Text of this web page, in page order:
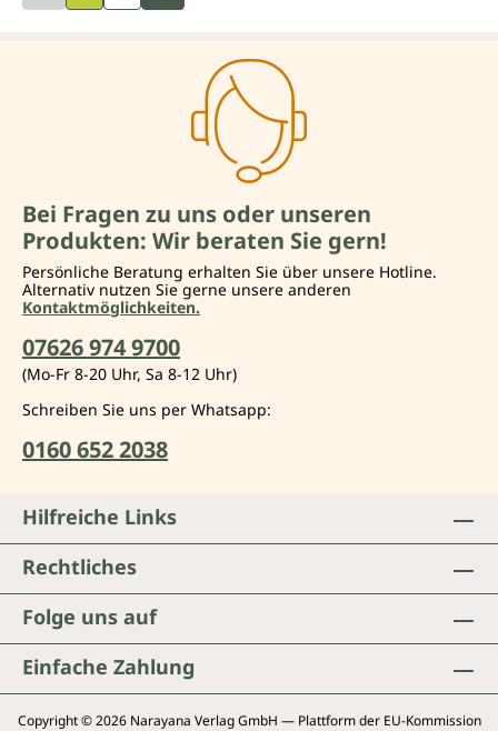
Bei Fragen zu uns oder unseren
Produkten: Wir beraten Sie gern!
Persönliche Beratung erhalten Sie über unsere Hotline.
Alternativ nutzen Sie gerne unsere anderen
Kontaktmöglichkeiten.
07626 974 9700
(Mo-Fr 8-20 Uhr, Sa 8-12 Uhr)
Schreiben Sie uns per Whatsapp:
0160 652 2038
Folge uns auf
Einfache Zahlung
Hilfreiche Links
Rechtliches
Copyright © 2026 Narayana Verlag GmbH — Plattform der EU-Kommission